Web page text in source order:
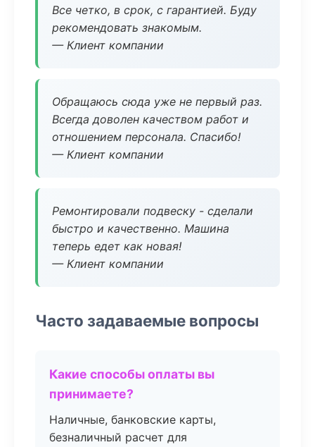
Все четко, в срок, с гарантией. Буду
рекомендовать знакомым.
— Клиент компании
Обращаюсь сюда уже не первый раз.
Всегда доволен качеством работ и
отношением персонала. Спасибо!
— Клиент компании
Ремонтировали подвеску - сделали
быстро и качественно. Машина
теперь едет как новая!
— Клиент компании
Часто задаваемые вопросы
Какие способы оплаты вы
принимаете?
Наличные, банковские карты,
безналичный расчет для